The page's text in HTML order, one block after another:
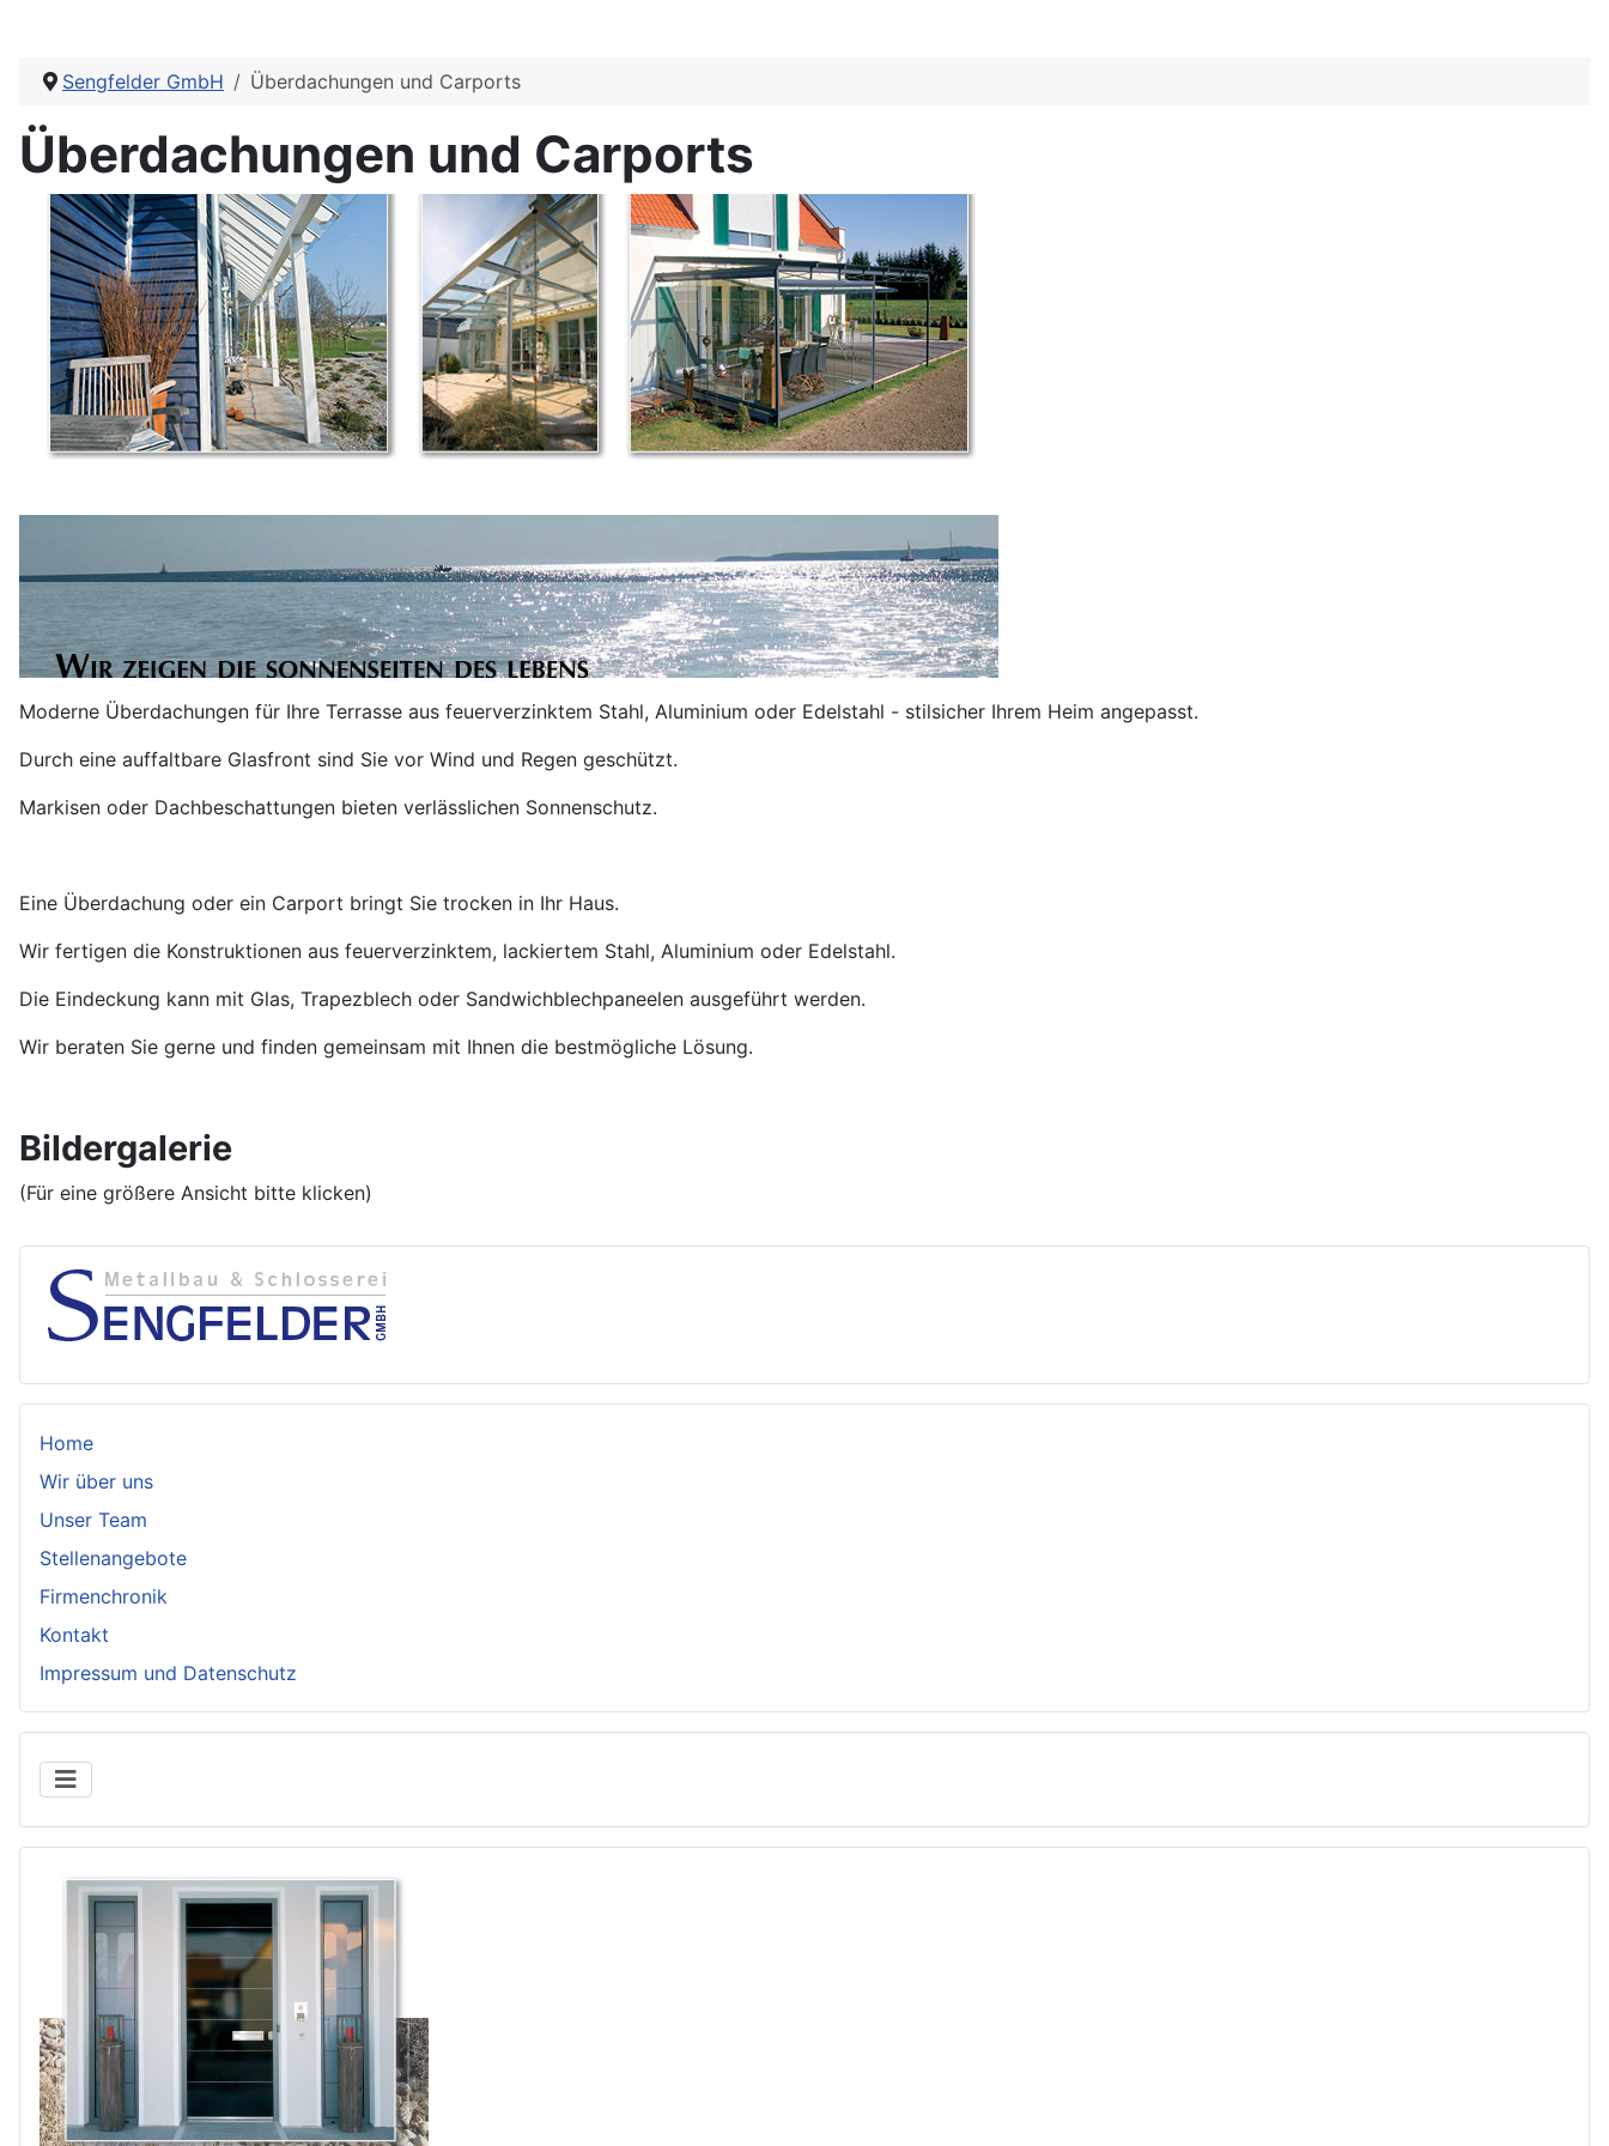
Home
Wir über uns
Unser Team
Stellenangebote
Firmenchronik
Kontakt
Impressum und Datenschutz
Sengfelder GmbH Überdachungen und Carports
Überdachungen und Carports
Moderne Überdachungen für Ihre Terrasse aus feuerverzinktem Stahl, Aluminium oder Edelstahl - stilsicher Ihrem Heim angepasst.
Durch eine auffaltbare Glasfront sind Sie vor Wind und Regen geschützt.
Markisen oder Dachbeschattungen bieten verlässlichen Sonnenschutz.
Eine Überdachung oder ein Carport bringt Sie trocken in Ihr Haus.
Wir fertigen die Konstruktionen aus feuerverzinktem, lackiertem Stahl, Aluminium oder Edelstahl.
Die Eindeckung kann mit Glas, Trapezblech oder Sandwichblechpaneelen ausgeführt werden.
Wir beraten Sie gerne und finden gemeinsam mit Ihnen die bestmögliche Lösung.
Bildergalerie
(Für eine größere Ansicht bitte klicken)